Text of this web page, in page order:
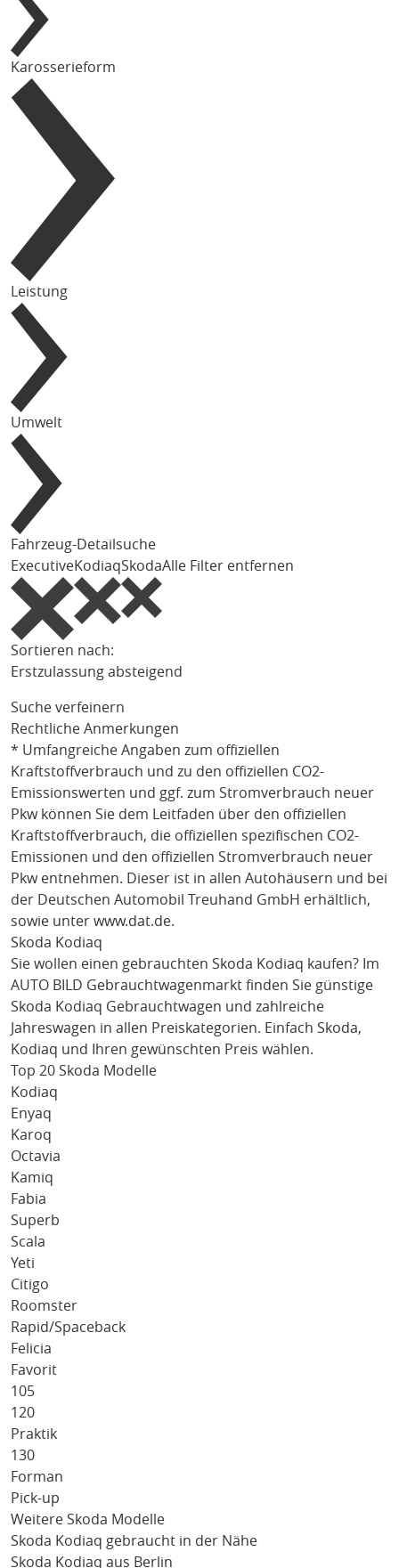
Karosserieform
Leistung
Umwelt
Fahrzeug-Detailsuche
ExecutiveKodiaqSkodaAlle Filter entfernen
Sortieren nach:
Erstzulassung absteigend
Suche verfeinern
Rechtliche Anmerkungen
* Umfangreiche Angaben zum offiziellen
Kraftstoffverbrauch und zu den offiziellen CO2-
Emissionswerten und ggf. zum Stromverbrauch neuer
Pkw können Sie dem Leitfaden über den offiziellen
Kraftstoffverbrauch, die offiziellen spezifischen CO2-
Emissionen und den offiziellen Stromverbrauch neuer
Pkw entnehmen. Dieser ist in allen Autohäusern und bei
der Deutschen Automobil Treuhand GmbH erhältlich,
sowie unter www.dat.de.
Skoda Kodiaq
Sie wollen einen gebrauchten Skoda Kodiaq kaufen? Im
AUTO BILD Gebrauchtwagenmarkt finden Sie günstige
Skoda Kodiaq Gebrauchtwagen und zahlreiche
Jahreswagen in allen Preiskategorien. Einfach Skoda,
Kodiaq und Ihren gewünschten Preis wählen.
Top 20 Skoda Modelle
Kodiaq
Enyaq
Karoq
Octavia
Kamiq
Fabia
Superb
Scala
Yeti
Citigo
Roomster
Rapid/Spaceback
Felicia
Favorit
105
120
Praktik
130
Forman
Pick-up
Weitere Skoda Modelle
Skoda Kodiaq gebraucht in der Nähe
Skoda Kodiaq aus Berlin